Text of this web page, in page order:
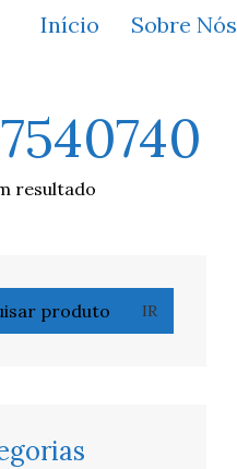
Início Sobre Nós
resultado
IR